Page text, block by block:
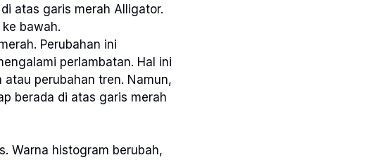
atas garis merah Alligator.
bawah.
Perubahan ini
perlambatan. Hal ini
perubahan tren. Namun,
berada di atas garis merah
Warna histogram berubah,